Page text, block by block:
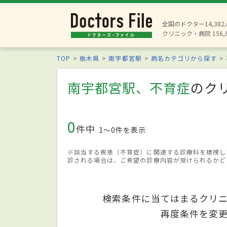
全国のドクター14,382
クリニック・病院
TOP 栃木県 南宇都宮駅 病名カテゴリから探す
南宇都宮駅、不育症のク
0件中 1〜0件を表示
※該当する疾患（不育症）に関連する診療科を標榜
診される場合は、ご希望の診療内容が受けられるか
検索条件に当てはまるクリ
再度条件を変